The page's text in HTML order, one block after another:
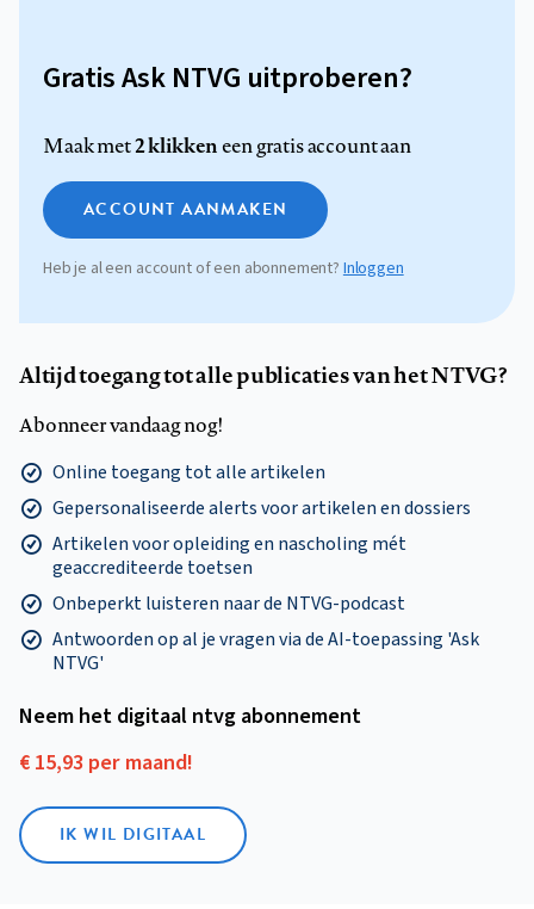
Gratis Ask NTVG uitproberen?
Maak met2 klikkeneen gratis account aan
ACCOUNT AANMAKEN
Heb je al een account of een abonnement? Inloggen
Altijd toegang tot alle publicaties van het NTVG?
Abonneer vandaag nog!
Online toegang tot alle artikelen
Gepersonaliseerde alerts voor artikelen en dossiers
Artikelen voor opleiding en nascholing mét
geaccrediteerde toetsen
Onbeperkt luisteren naar de NTVG-podcast
Antwoorden op al je vragen via de AI-toepassing 'Ask
NTVG'
Neem het digitaal ntvg abonnement
€ 15,93 per maand!
IK WIL DIGITAAL